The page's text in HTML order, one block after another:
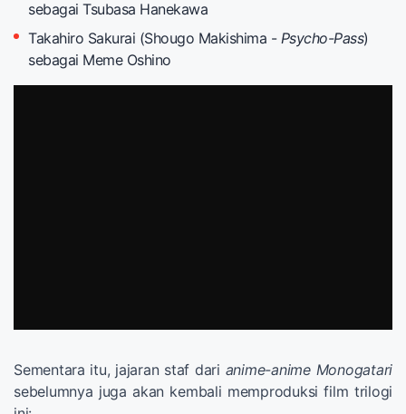
sebagai Tsubasa Hanekawa
Takahiro Sakurai (Shougo Makishima - Psycho-Pass)
sebagai Meme Oshino
Sementara itu, jajaran staf dari anime-anime Monogatari
sebelumnya juga akan kembali memproduksi film trilogi